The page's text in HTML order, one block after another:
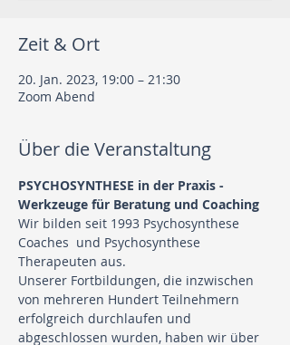
Zeit & Ort
20. Jan. 2023, 19:00 – 21:30
Zoom Abend
Über die Veranstaltung
PSYCHOSYNTHESE in der Praxis -
Werkzeuge für Beratung und Coaching
Wir bilden seit 1993 Psychosynthese
Coaches  und Psychosynthese
Therapeuten aus.
Unserer Fortbildungen, die inzwischen
von mehreren Hundert Teilnehmern
erfolgreich durchlaufen und
abgeschlossen wurden, haben wir über